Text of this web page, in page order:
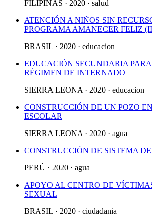
FILIPINAS · 2020 · salud
ATENCIÓN A NIÑOS SIN
PROGRAMA AMANECER FELIZ
BRASIL · 2020 · educacion
EDUCACIÓN SECUNDARIA
RÉGIMEN DE INTERNADO
SIERRA LEONA · 2020 · educacion
CONSTRUCCIÓN DE UN POZO
ESCOLAR
SIERRA LEONA · 2020 · agua
CONSTRUCCIÓN DE SISTEMA
PERÚ · 2020 · agua
APOYO AL CENTRO DE
SEXUAL
BRASIL · 2020 · ciudadania